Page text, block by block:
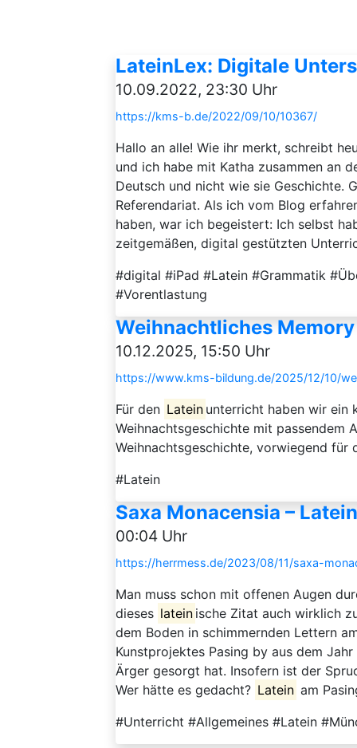
LateinLex: Digitale
10.09.2022, 23:30 Uhr
https://kms-b.de/2022/09/10/10367/
Hallo an alle! Wie ihr merkt, schreibt
und ich habe mit Katha zusammen an
Deutsch und nicht wie sie Geschichte.
Referendariat. Als ich vom Blog
haben, war ich begeistert: Ich selbst
zeitgemäßen, digital gestützten
#digital #iPad #Latein #Grammatik
#Vorentlastung
Weihnachtliches
10.12.2025, 15:50 Uhr
https://www.kms-bildung.de/2025/12/10/
Für den Latein unterricht haben wir ein
Weihnachtsgeschichte mit passendem
Weihnachtsgeschichte, vorwiegend für
#Latein
Saxa Monacensia –
00:04 Uhr
https://herrmess.de/2023/08/11/saxa-
Man muss schon mit offenen Augen
dieses latein ische Zitat auch wirklich
dem Boden in schimmernden Lettern
Kunstprojektes Pasing by aus dem
Ärger gesorgt hat. Insofern ist der
Wer hätte es gedacht? Latein am
#Unterricht #Allgemeines #Latein